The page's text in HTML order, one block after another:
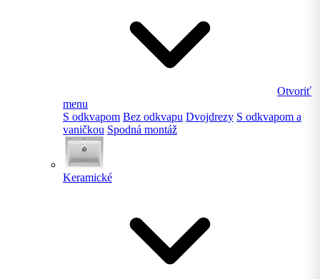
Otvoriť
menu
S odkvapom Bez odkvapu Dvojdrezy S odkvapom a
vaničkou Spodná montáž
Keramické